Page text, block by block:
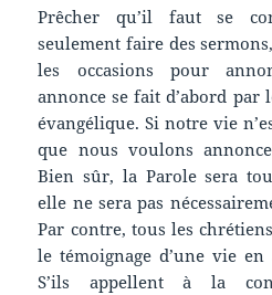
Prêcher qu’il faut se
seulement faire des
les occasions pour
annonce se fait d’abord par
évangélique. Si notre vie
que nous voulons
Bien sûr, la Parole sera
elle ne sera pas
Par contre, tous les
le témoignage d’une vie en
S’ils appellent à la